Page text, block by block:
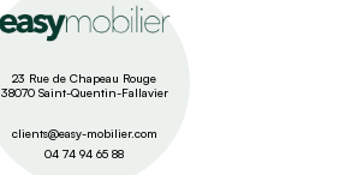
23 Rue de Chapeau Rouge
38070 Saint-Quentin-Fallavier
clients@easy-mobilier.com
04 74 94 65 88